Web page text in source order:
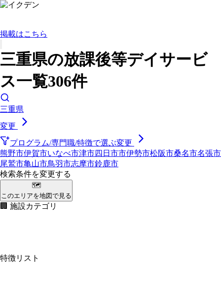
掲載はこちら
三重県の放課後等デイサービ
ス一覧306件
三重県
変更
プログラム/専門職/特徴で選ぶ変更
熊野市伊賀市いなべ市津市四日市市伊勢市松阪市桑名市名張市
尾鷲市亀山市鳥羽市志摩市鈴鹿市
検索条件を変更する
🗺
このエリアを地図で見る
🏢 施設カテゴリ
特徴リスト